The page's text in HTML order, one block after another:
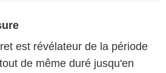
est révélateur de la période
de même duré jusqu'en